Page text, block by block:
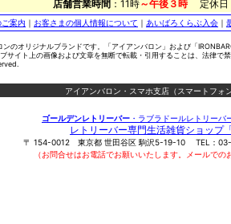
店舗営業時間 ：11時～午後３時 定休
案内 ｜ お客さまの個人情報について ｜ あいばろくらぶ入会 ｜
ンのオリジナルブランドです。「アイアンバロン」および「
サイト上の画像および文章を無断で転載・引用することは、法律で
アイアンバロン・スマホ支店（スマートフォ
ゴールデンレトリーバー ・ラブラドールレトリー
レトリーバー専門生活雑貨ショップ
〒 154-0012 東京都 世田谷区 駒沢5-19-10 TEL：
（お問合せはお電話でお願いいたします。メールで